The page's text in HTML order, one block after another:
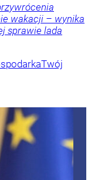
wakacji – wynika
sprawie lada
Twój